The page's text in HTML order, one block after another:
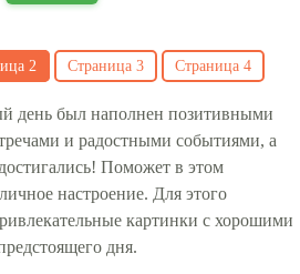
2 Страница 3 Страница 4
день был наполнен позитивными
и радостными событиями, а
Поможет в этом
настроение. Для этого
картинки с хорошими
дня.